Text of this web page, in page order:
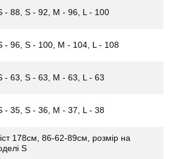
- 88, S - 92, M - 96, L - 100
- 96, S - 100, M - 104, L - 108
- 63, S - 63, M - 63, L - 63
- 35, S - 36, M - 37, L - 38
178см, 86-62-89см, розмір на
S